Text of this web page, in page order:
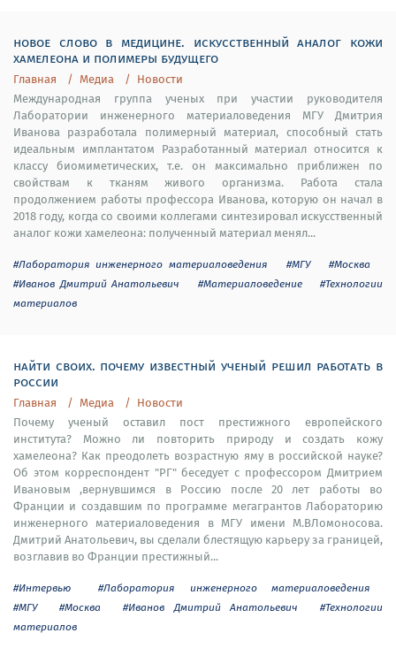
новое слово в медицине. искусственный аналог кожи
хамелеона и полимеры будущего
Главная Медиа
Новости
Международная группа ученых при участии руководителя
Лаборатории инженерного материаловедения МГУ Дмитрия
Иванова разработала полимерный материал, способный стать
идеальным имплантатом Разработанный материал относится к
классу биомиметических, т.е. он максимально приближен по
свойствам к тканям живого организма. Работа стала
продолжением работы профессора Иванова, которую он начал в
2018 году, когда со своими коллегами синтезировал искусственный
аналог кожи хамелеона: полученный материал менял...
#Лаборатория инженерного материаловедения #МГУ
#Москва
#Иванов Дмитрий Анатольевич
#Материаловедение
#Технологии
материалов
найти своих. почему известный ученый решил работать в
россии
Главная Медиа
Новости
Почему ученый оставил пост престижного европейского
института? Можно ли повторить природу и создать кожу
хамелеона? Как преодолеть возрастную яму в российской науке?
Об этом корреспондент "РГ" беседует с профессором Дмитрием
Ивановым ,вернувшимся в Россию после 20 лет работы во
Франции и создавшим по программе мегагрантов Лабораторию
инженерного материаловедения в МГУ имени М.ВЛомоносова.
Дмитрий Анатольевич, вы сделали блестящую карьеру за границей,
возглавив во Франции престижный...
#Интервью
#Лаборатория инженерного материаловедения
#МГУ
#Москва #Иванов Дмитрий Анатольевич
#Технологии
материалов